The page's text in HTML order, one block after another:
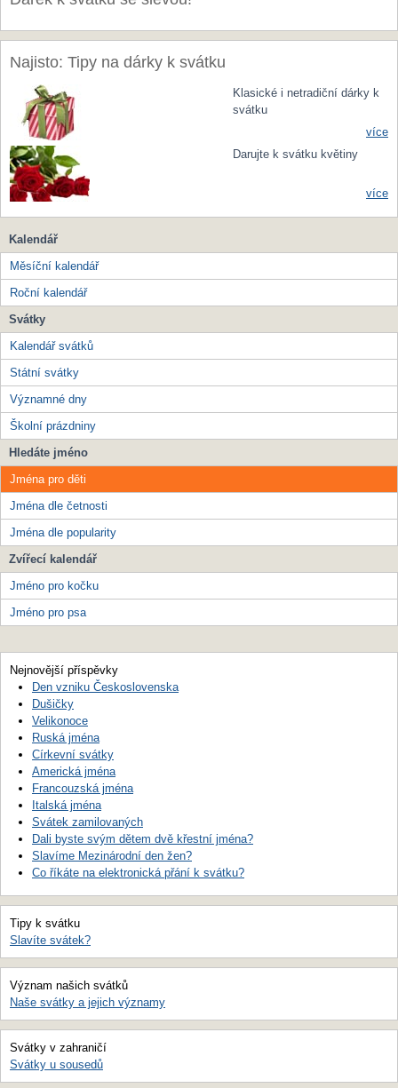
Najisto: Tipy na dárky k svátku
Klasické i netradiční dárky k
svátku
více
Darujte k svátku květiny
více
Kalendář
Měsíční kalendář
Roční kalendář
Svátky
Kalendář svátků
Státní svátky
Významné dny
Školní prázdniny
Hledáte jméno
Jména pro děti
Jména dle četnosti
Jména dle popularity
Zvířecí kalendář
Jméno pro kočku
Jméno pro psa
Nejnovější příspěvky
Den vzniku Československa
Dušičky
Velikonoce
Ruská jména
Církevní svátky
Americká jména
Francouzská jména
Italská jména
Svátek zamilovaných
Dali byste svým dětem dvě křestní jména?
Slavíme Mezinárodní den žen?
Co říkáte na elektronická přání k svátku?
Tipy k svátku
Slavíte svátek?
Význam našich svátků
Naše svátky a jejich významy
Svátky v zahraničí
Svátky u sousedů